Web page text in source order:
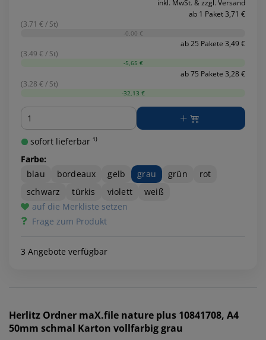
inkl. MwSt. & zzgl. Versand
ab 1 Paket 3,71 €
(3.71 € / St)
-0,00 €
ab 25 Pakete 3,49 €
(3.49 € / St)
-5,65 €
ab 75 Pakete 3,28 €
(3.28 € / St)
-32,13 €
Menge
sofort lieferbar ¹⁾
Farbe:
blau
bordeaux gelb grau grün
rot
schwarz
türkis violett
weiß
auf die Merkliste setzen
Frage zum Produkt
3 Angebote verfügbar
Herlitz Ordner maX.file nature plus 10841708, A4
50mm schmal Karton vollfarbig grau